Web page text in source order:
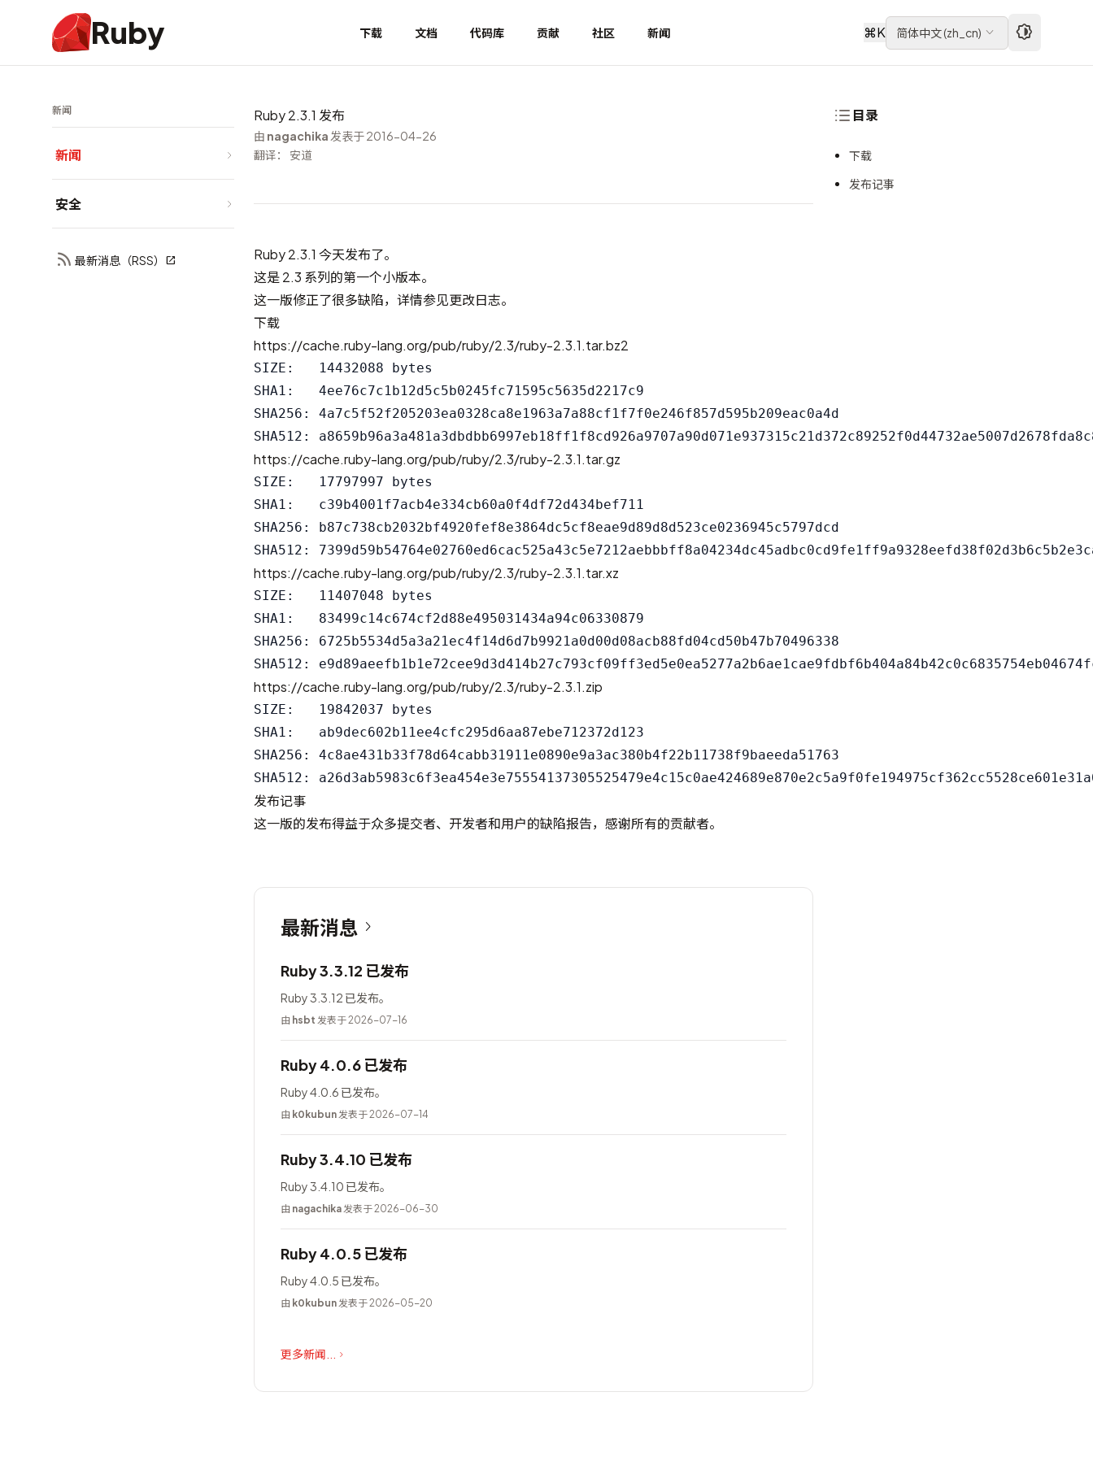
Ruby 下载 文档 代码库 贡献 社区 新闻 ⌘K 简体中文(zh_cn)
新闻
新闻
安全
最新消息（RSS）
Ruby 2.3.1 发布
由 nagachika 发表于 2016-04-26
翻译： 安道
Ruby 2.3.1 今天发布了。
这是 2.3 系列的第一个小版本。
这一版修正了很多缺陷，详情参见更改日志。
下载
https://cache.ruby-lang.org/pub/ruby/2.3/ruby-2.3.1.tar.bz2
SIZE:   14432088 bytes
SHA1:   4ee76c7c1b12d5c5b0245fc71595c5635d2217c9
SHA256: 4a7c5f52f205203ea0328ca8e1963a7a88cf1f7f0e246f857d595b209eac0a4d
https://cache.ruby-lang.org/pub/ruby/2.3/ruby-2.3.1.tar.gz
SIZE:   17797997 bytes
SHA1:   c39b4001f7acb4e334cb60a0f4df72d434bef711
SHA256: b87c738cb2032bf4920fef8e3864dc5cf8eae9d89d8d523ce0236945c5797dcd
https://cache.ruby-lang.org/pub/ruby/2.3/ruby-2.3.1.tar.xz
SIZE:   11407048 bytes
SHA1:   83499c14c674cf2d88e495031434a94c06330879
SHA256: 6725b5534d5a3a21ec4f14d6d7b9921a0d00d08acb88fd04cd50b47b70496338
https://cache.ruby-lang.org/pub/ruby/2.3/ruby-2.3.1.zip
SIZE:   19842037 bytes
SHA1:   ab9dec602b11ee4cfc295d6aa87ebe712372d123
SHA256: 4c8ae431b33f78d64cabb31911e0890e9a3ac380b4f22b11738f9baeeda51763
发布记事
这一版的发布得益于众多提交者、开发者和用户的缺陷报告，感谢所有的贡献者。
最新消息
Ruby 3.3.12 已发布
Ruby 3.3.12 已发布。
由 hsbt 发表于 2026-07-16
Ruby 4.0.6 已发布
Ruby 4.0.6 已发布。
由 k0kubun发表于 2026-07-14
Ruby 3.4.10 已发布
Ruby 3.4.10 已发布。
由 nagachika发表于 2026-06-30
Ruby 4.0.5 已发布
Ruby 4.0.5 已发布。
由 k0kubun发表于 2026-05-20
更多新闻...
目录
下载
发布记事